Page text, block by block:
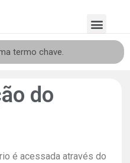
do
é acessada através do